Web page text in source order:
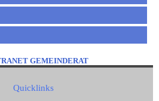
GEMEINDERAT
Quicklinks